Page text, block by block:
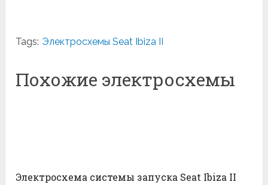
Tags: Электросхемы Seat Ibiza II
Похожие электросхемы
Электросхема системы запуска Seat Ibiza II